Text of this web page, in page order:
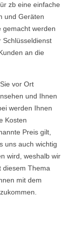
zb eine einfache
und Geräten
gemacht werden
Schlüsseldienst
an die
vor Ort
und Ihnen
werden Ihnen
Kosten
Preis gilt,
uns auch wichtig
wird, weshalb wir
diesem Thema
mit dem